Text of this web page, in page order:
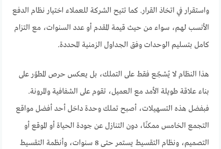
واستقرار في اتخاذ القرار. كما تتيح الشركة للعملاء اختيار نظام الدفع
الأنسب لهم، سواء من حيث قيمة المقدم أو عدد السنوات، مع التزام
كامل بتسليم الوحدات وفق الجداول الزمنية المحددة.
هذا النظام لا يُشجّع فقط على التملك، بل يعكس حرص المطوّر على
بناء علاقة طويلة الأمد مع العميل، تقوم على الشفافية والمرونة.
فبفضل هذه التسهيلات، أصبح تملك وحدة داخل أحد أفضل مواقع
التجمع الخامس ممكنًا، دون التنازل عن جودة الحياة أو الموقع أو
التصميم، ونظام التقسيط يستمر حتى 8 سنوات، وأنظمة التقسيط